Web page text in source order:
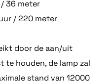
36 meter
/ 220 meter
door de aan/uit
te houden, de lamp zal
stand van 12000